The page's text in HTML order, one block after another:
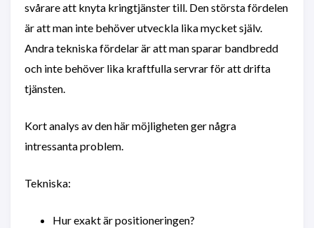
svårare att knyta kringtjänster till. Den största fördelen
är att man inte behöver utveckla lika mycket själv.
Andra tekniska fördelar är att man sparar bandbredd
och inte behöver lika kraftfulla servrar för att drifta
tjänsten.
Kort analys av den här möjligheten ger några
intressanta problem.
Tekniska:
Hur exakt är positioneringen?